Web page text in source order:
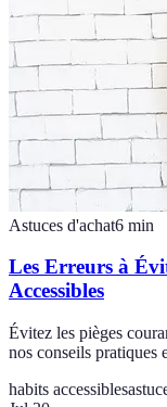
Astuces d'achat6 min
Les Erreurs à
Accessibles
Évitez les pièges
nos conseils pratiques
habits accessibles